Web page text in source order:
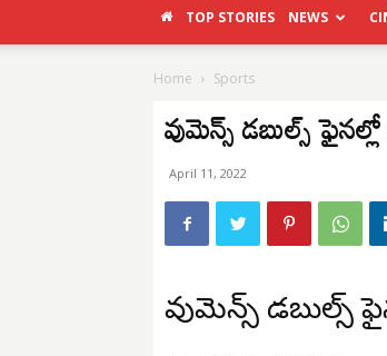
TOP STORIES NEWS
Home Sports
వుమెన్స్ డబుల్స్
April 11, 2022
వుమెన్స్